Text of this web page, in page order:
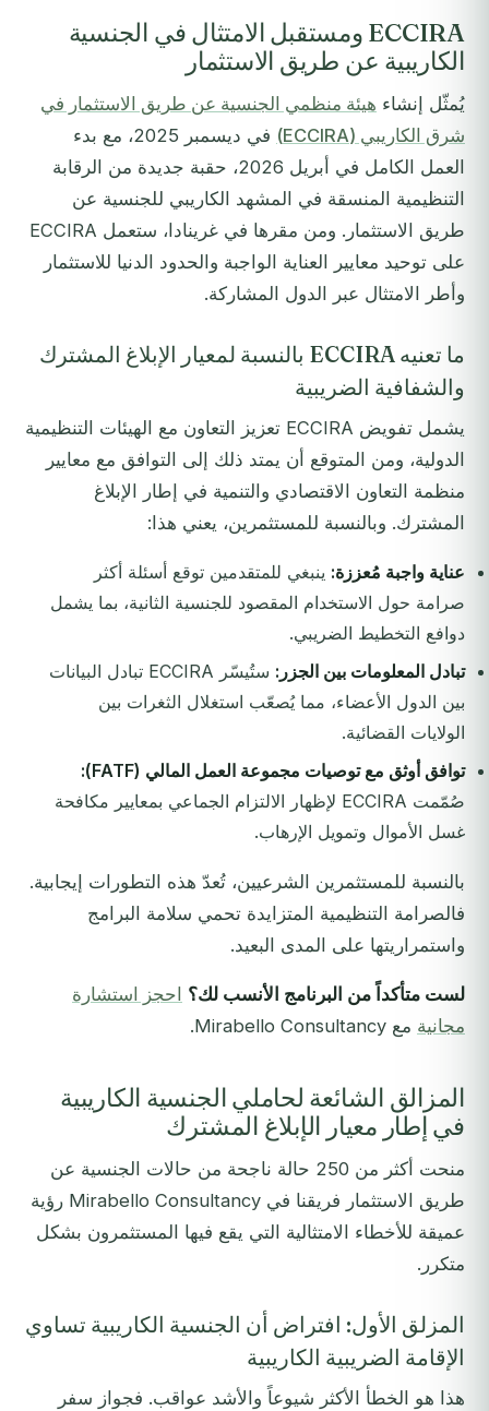
ECCIRA ومستقبل الامتثال في الجنسية
الكاريبية عن طريق الاستثمار
يُمثّل إنشاء هيئة منظمي الجنسية عن طريق الاستثمار في
شرق الكاريبي (ECCIRA)
في ديسمبر 2025، مع بدء
العمل الكامل في أبريل 2026، حقبة جديدة من الرقابة
التنظيمية المنسقة في المشهد الكاريبي للجنسية عن
طريق الاستثمار. ومن مقرها في غرينادا، ستعمل ECCIRA
على توحيد معايير العناية الواجبة والحدود الدنيا للاستثمار
وأطر الامتثال عبر الدول المشاركة.
ما تعنيه ECCIRA بالنسبة لمعيار الإبلاغ المشترك
والشفافية الضريبية
يشمل تفويض ECCIRA تعزيز التعاون مع الهيئات التنظيمية
الدولية، ومن المتوقع أن يمتد ذلك إلى التوافق مع معايير
منظمة التعاون الاقتصادي والتنمية في إطار الإبلاغ
المشترك. وبالنسبة للمستثمرين، يعني هذا:
عناية واجبة مُعززة: ينبغي للمتقدمين توقع أسئلة أكثر
صرامة حول الاستخدام المقصود للجنسية الثانية، بما يشمل
دوافع التخطيط الضريبي.
تبادل المعلومات بين الجزر:
ستُيسّر ECCIRA تبادل البيانات
بين الدول الأعضاء، مما يُصعّب استغلال الثغرات بين
الولايات القضائية.
توافق أوثق مع توصيات مجموعة العمل المالي (FATF):
صُمّمت ECCIRA لإظهار الالتزام الجماعي بمعايير مكافحة
غسل الأموال وتمويل الإرهاب.
بالنسبة للمستثمرين الشرعيين، تُعدّ هذه التطورات إيجابية.
فالصرامة التنظيمية المتزايدة تحمي سلامة البرامج
واستمراريتها على المدى البعيد.
لست متأكداً من البرنامج الأنسب لك؟ احجز استشارة
مجانية مع Mirabello Consultancy.
المزالق الشائعة لحاملي الجنسية الكاريبية
في إطار معيار الإبلاغ المشترك
منحت أكثر من 250 حالة ناجحة من حالات الجنسية عن
طريق الاستثمار فريقنا في Mirabello Consultancy رؤية
عميقة للأخطاء الامتثالية التي يقع فيها المستثمرون بشكل
متكرر.
المزلق الأول: افتراض أن الجنسية الكاريبية تساوي
الإقامة الضريبية الكاريبية
هذا هو الخطأ الأكثر شيوعاً والأشد عواقب. فجواز سفر